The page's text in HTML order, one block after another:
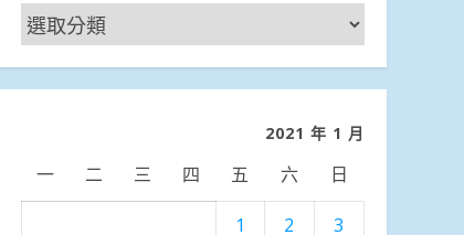
新
聞
分
2021 年 1 月
一 二 三 四 五 六 日
1 2
3